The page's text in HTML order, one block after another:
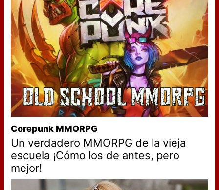
Corepunk MMORPG
Un verdadero MMORPG de la vieja
escuela ¡Cómo los de antes, pero
mejor!